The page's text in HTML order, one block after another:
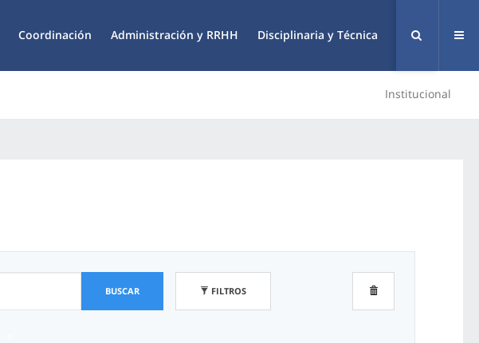
Coordinación Administración y RRHH Disciplinaria y Técnica
Institucional
BUSCAR FILTROS